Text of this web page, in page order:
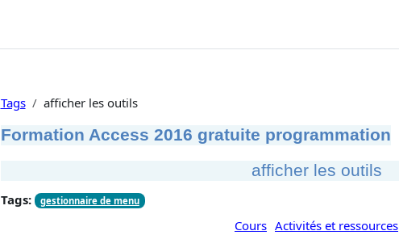
Tags afficher les outils
Formation Access 2016 gratuite programmation
afficher les outils
Tags: gestionnaire de menu
Cours Activités et ressources